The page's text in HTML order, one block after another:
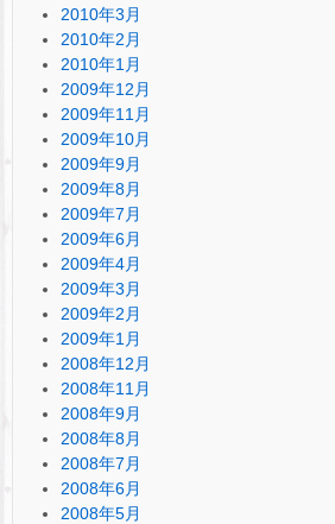
2010年3月
2010年2月
2010年1月
2009年12月
2009年11月
2009年10月
2009年9月
2009年8月
2009年7月
2009年6月
2009年4月
2009年3月
2009年2月
2009年1月
2008年12月
2008年11月
2008年9月
2008年8月
2008年7月
2008年6月
2008年5月